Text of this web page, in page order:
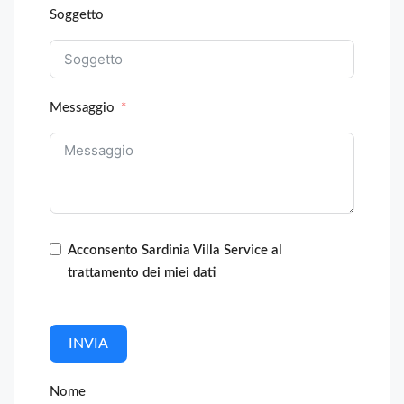
Soggetto
Messaggio
Acconsento Sardinia Villa Service al
trattamento dei miei dati
INVIA
Nome